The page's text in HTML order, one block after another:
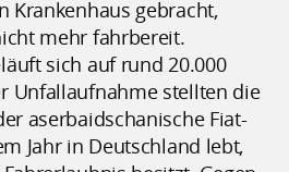
Krankenhaus gebracht,
mehr fahrbereit.
sich auf rund 20.000
Unfallaufnahme stellten die
aserbaidschanische Fiat-
Jahr in Deutschland lebt,